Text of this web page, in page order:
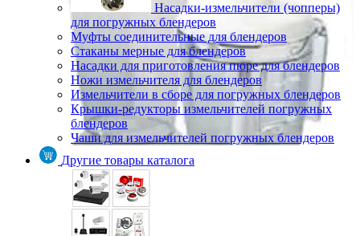
Насадки-измельчители (чопперы)
для погружных блендеров
Муфты соединительные для блендеров
Стаканы мерные для блендеров
Насадки для приготовления пюре для блендеров
Ножи измельчителя для блендеров
Измельчители в сборе для погружных блендеров
Крышки-редукторы измельчителей погружных
блендеров
Чаши для измельчителей погружных блендеров
Другие товары каталога